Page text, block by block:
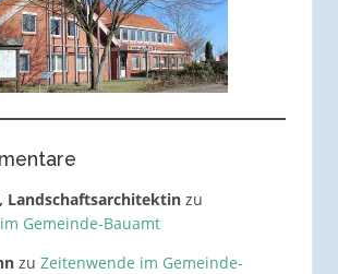
Landschaftsarchitektinzu
Gemeinde-Bauamt
zu Zeitenwende im Gemeinde-